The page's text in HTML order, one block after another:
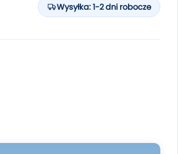
Wysyłka: 1-2 dni robocze